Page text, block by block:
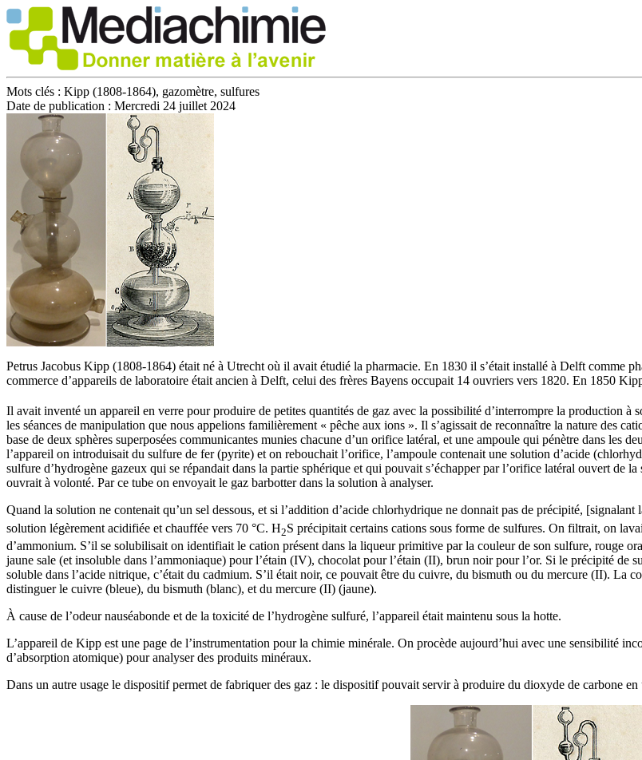
Mots clés : Kipp (1808-1864), gazomètre, sulfures
Date de publication : Mercredi 24 juillet 2024
Petrus Jacobus Kipp (1808-1864) était né à Utrecht où il avait étudié la pharmacie. En 1830 il s’était installé à Delft comme
commerce d’appareils de laboratoire était ancien à Delft, celui des frères Bayens occupait 14 ouvriers vers 1820. En 1850
Il avait inventé un appareil en verre pour produire de petites quantités de gaz avec la possibilité d’interrompre la production à
les séances de manipulation que nous appelions familièrement « pêche aux ions ». Il s’agissait de reconnaître la nature des
base de deux sphères superposées communicantes munies chacune d’un orifice latéral, et une ampoule qui pénètre dans les
l’appareil on introduisait du sulfure de fer (pyrite) et on rebouchait l’orifice, l’ampoule contenait une solution d’acide
sulfure d’hydrogène gazeux qui se répandait dans la partie sphérique et qui pouvait s’échapper par l’orifice latéral ouvert de
ouvrait à volonté. Par ce tube on envoyait le gaz barbotter dans la solution à analyser.
Quand la solution ne contenait qu’un sel dessous, et si l’addition d’acide chlorhydrique ne donnait pas de précipité,
solution légèrement acidifiée et chauffée vers 70 °C. H2S précipitait certains cations sous forme de sulfures. On filtrait, on
d’ammonium. S’il se solubilisait on identifiait le cation présent dans la liqueur primitive par la couleur de son sulfure, rouge
jaune sale (et insoluble dans l’ammoniaque) pour l’étain (IV), chocolat pour l’étain (II), brun noir pour l’or. Si le précipité de
soluble dans l’acide nitrique, c’était du cadmium. S’il était noir, ce pouvait être du cuivre, du bismuth ou du mercure (II). La
distinguer le cuivre (bleue), du bismuth (blanc), et du mercure (II) (jaune).
À cause de l’odeur nauséabonde et de la toxicité de l’hydrogène sulfuré, l’appareil était maintenu sous la hotte.
L’appareil de Kipp est une page de l’instrumentation pour la chimie minérale. On procède aujourd’hui avec une sensibilité
d’absorption atomique) pour analyser des produits minéraux.
Dans un autre usage le dispositif permet de fabriquer des gaz : le dispositif pouvait servir à produire du dioxyde de carbone